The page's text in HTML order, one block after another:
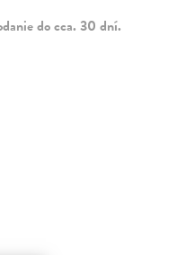
do cca. 30 dní.